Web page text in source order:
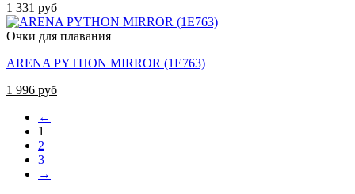
1 331 руб
Очки для плавания
ARENA PYTHON MIRROR (1E763)
1 996 руб
←
1
2
3
→